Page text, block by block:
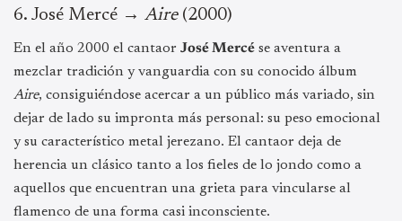
6.⁠ ⁠José Mercé → Aire(2000)
En el año 2000 el cantaor José Mercé se aventura a
mezclar tradición y vanguardia con su conocido álbum
Aire, consiguiéndose acercar a un público más variado, sin
dejar de lado su impronta más personal: su peso emocional
y su característico metal jerezano. El cantaor deja de
herencia un clásico tanto a los fieles de lo jondo como a
aquellos que encuentran una grieta para vincularse al
flamenco de una forma casi inconsciente.